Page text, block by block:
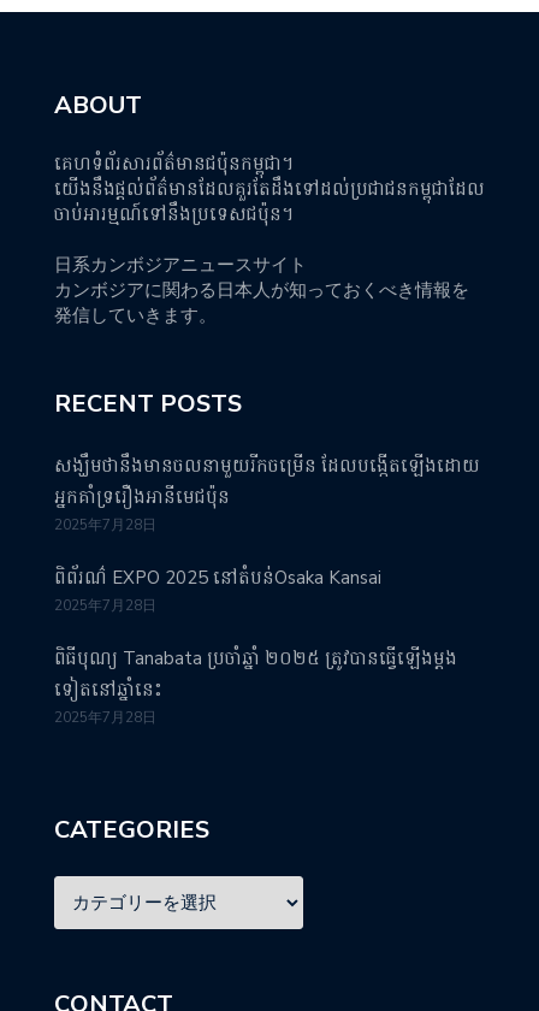
ABOUT
គេហទំព័រសារព័ត៌មានជប៉ុនកម្ពុជា។
យើងនឹងផ្តល់ព័ត៌មានដែលគួរតែដឹងទៅដល់ប្រជាជនកម្ពុជាដែល
ចាប់អារម្មណ៍ទៅនឹងប្រទេសជប៉ុន។
日系カンボジアニュースサイト
カンボジアに関わる日本人が知っておくべき情報を
発信していきます。
RECENT POSTS
សង្ឃឹមថានឹងមានចលនាមួយរីកចម្រើន ដែលបង្កើតឡើងដោយ
អ្នកគាំទ្ររឿងអានីមេជប៉ុន
2025年7月28日
ពិព័រណ៌ EXPO 2025 នៅតំបន់Osaka Kansai
2025年7月28日
ពិធីបុណ្យ Tanabata ប្រចាំឆ្នាំ ២០២៥ ត្រូវបានធ្វើឡើងម្តង
ទៀតនៅឆ្នាំនេះ
2025年7月28日
CATEGORIES
CONTACT